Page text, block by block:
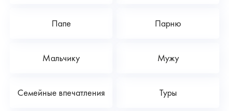
Папе Парню
Мальчику Мужу
Семейные впечатления Туры